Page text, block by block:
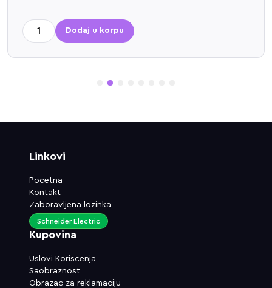
Dodaj u korpu
5
Linkovi
Pocetna
Kontakt
Zaboravljena lozinka
Kupovina
Uslovi Koriscenja
Saobraznost
Obrazac za reklamaciju
Schneider Electric